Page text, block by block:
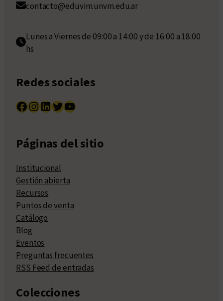
contacto@eduvim.unvm.edu.ar
Lunes a Viernes de 09:00 a 14:00 y de 16:00 a 18:00
hs
Redes sociales
Facebook InstagramLinkedIn Twitter YouTube
Páginas del sitio
Institucional
Gestión abierta
Recursos
Puntos de venta
Catálogo
Blog
Eventos
Preguntas frecuentes
RSS Feed de entradas
Colecciones